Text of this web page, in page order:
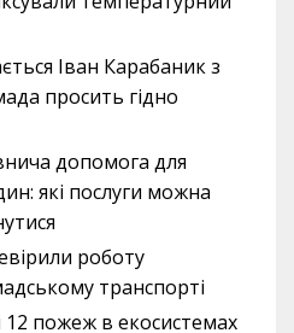
Іван Карабаник з
просить гідно
допомога для
які послуги можна
роботу
транспорті
12 пожеж в екосистемах